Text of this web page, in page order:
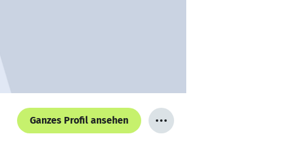
Ganzes Profil ansehen